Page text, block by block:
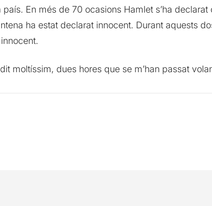
En més de 70 ocasions Hamlet s’ha
ha estat declarat innocent. Durant aquests
moltíssim, dues hores que se m’han passat